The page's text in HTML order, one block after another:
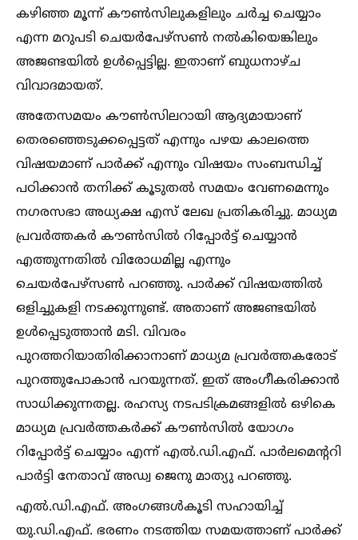
കഴിഞ്ഞ മൂന്ന് കൗണ്‍സിലുകളിലും ചര്‍ച്ച ചെയ്യാം
എന്ന മറുപടി ചെയര്‍പേഴ്സണ്‍ നല്‍കിയെങ്കിലും
അജണ്ടയില്‍ ഉള്‍പ്പെട്ടില്ല. ഇതാണ് ബുധനാഴ്ച
വിവാദമായത്.
അതേസമയം കൗണ്‍സിലറായി ആദ്യമായാണ്
തെരഞ്ഞെടുക്കപ്പെട്ടത് എന്നും പഴയ കാലത്തെ
വിഷയമാണ് പാര്‍ക്ക് എന്നും വിഷയം സംബന്ധിച്ച്‌
പഠിക്കാന്‍ തനിക്ക് കൂടുതല്‍ സമയം വേണമെന്നും
നഗരസഭാ അധ്യക്ഷ എസ് ലേഖ പ്രതികരിച്ചു. മാധ്യമ
പ്രവര്‍ത്തകര്‍ കൗണ്‍സില്‍ റിപ്പോര്‍ട്ട് ചെയ്യാന്‍
എത്തുന്നതില്‍ വിരോധമില്ല എന്നും
ചെയര്‍പേഴ്‌സണ്‍ പറഞ്ഞു. പാര്‍ക്ക് വിഷയത്തില്‍
ഒളിച്ചുകളി നടക്കുന്നുണ്ട്. അതാണ് അജണ്ടയില്‍
ഉള്‍പ്പെടുത്താന്‍ മടി. വിവരം
പുറത്തറിയാതിരിക്കാനാണ് മാധ്യമ പ്രവര്‍ത്തകരോട്
പുറത്തുപോകാന്‍ പറയുന്നത്. ഇത് അംഗീകരിക്കാന്‍
സാധിക്കുന്നതല്ല. രഹസ്യ നടപടിക്രമങ്ങളില്‍ ഒഴികെ
മാധ്യമ പ്രവര്‍ത്തകര്‍ക്ക് കൗണ്‍സില്‍ യോഗം
റിപ്പോര്‍ട്ട് ചെയ്യാം എന്ന് എല്‍.ഡി.എഫ്. പാര്‍ലമെന്ററി
പാര്‍ട്ടി നേതാവ് അഡ്വ ജെനു മാത്യു പറഞ്ഞു.
എല്‍.ഡി.എഫ്. അംഗങ്ങള്‍കൂടി സഹായിച്ച്‌
യു.ഡി.എഫ്. ഭരണം നടത്തിയ സമയത്താണ് പാര്‍ക്ക്